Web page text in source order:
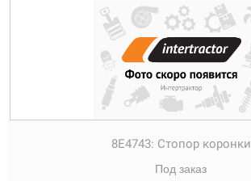
8E4743: Стопор коронки
Под заказ